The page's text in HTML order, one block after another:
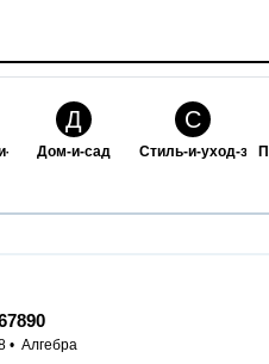
электроника
Д
Дом-и-сад
С
Стиль-и-уход-за-
• Алгебра